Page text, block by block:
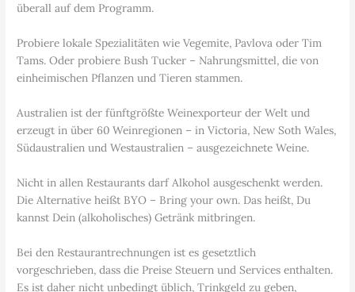
überall auf dem Programm.
Probiere lokale Spezialitäten wie Vegemite, Pavlova oder Tim
Tams. Oder probiere Bush Tucker – Nahrungsmittel, die von
einheimischen Pflanzen und Tieren stammen.
Australien ist der fünftgrößte Weinexporteur der Welt und
erzeugt in über 60 Weinregionen – in Victoria, New Soth Wales,
Südaustralien und Westaustralien – ausgezeichnete Weine.
Nicht in allen Restaurants darf Alkohol ausgeschenkt werden.
Die Alternative heißt BYO – Bring your own. Das heißt, Du
kannst Dein (alkoholisches) Getränk mitbringen.
Bei den Restaurantrechnungen ist es gesetztlich
vorgeschrieben, dass die Preise Steuern und Services enthalten.
Es ist daher nicht unbedingt üblich, Trinkgeld zu geben,